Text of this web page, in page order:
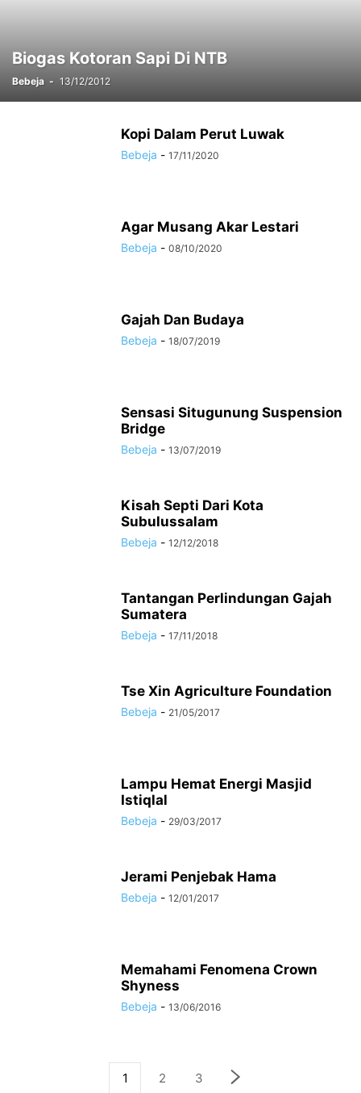
Biogas Kotoran Sapi Di NTB
Bebeja - 13/12/2012
Kopi Dalam Perut Luwak
Bebeja - 17/11/2020
Agar Musang Akar Lestari
Bebeja - 08/10/2020
Gajah Dan Budaya
Bebeja - 18/07/2019
Sensasi Situgunung Suspension
Bridge
Bebeja - 13/07/2019
Kisah Septi Dari Kota
Subulussalam
Bebeja - 12/12/2018
Tantangan Perlindungan Gajah
Sumatera
Bebeja - 17/11/2018
Tse Xin Agriculture Foundation
Bebeja - 21/05/2017
Lampu Hemat Energi Masjid
Istiqlal
Bebeja - 29/03/2017
Jerami Penjebak Hama
Bebeja - 12/01/2017
Memahami Fenomena Crown
Shyness
Bebeja - 13/06/2016
1 2 3